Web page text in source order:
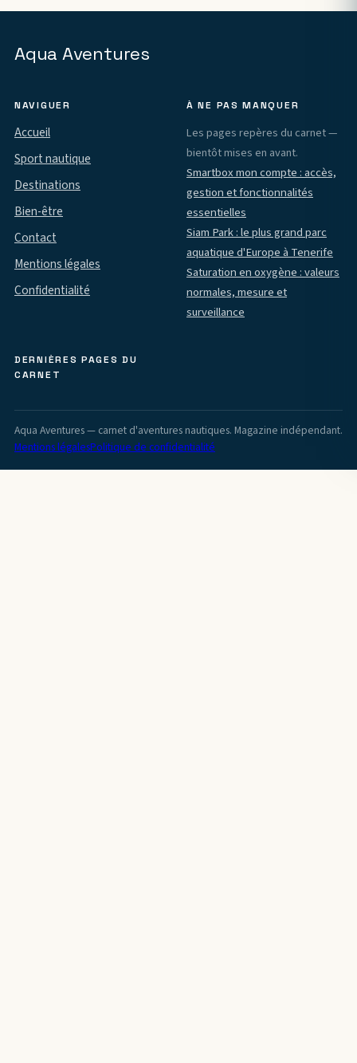
Aqua Aventures
NAVIGUER
Accueil
Sport nautique
Destinations
Bien-être
Contact
Mentions légales
Confidentialité
À NE PAS MANQUER
Les pages repères du carnet —
bientôt mises en avant.
Smartbox mon compte : accès,
gestion et fonctionnalités
essentielles
Siam Park : le plus grand parc
aquatique d'Europe à Tenerife
Saturation en oxygène : valeurs
normales, mesure et
surveillance
DERNIÈRES PAGES DU
CARNET
Aqua Aventures — carnet d'aventures nautiques. Magazine indépendant.
Mentions légalesPolitique de confidentialité